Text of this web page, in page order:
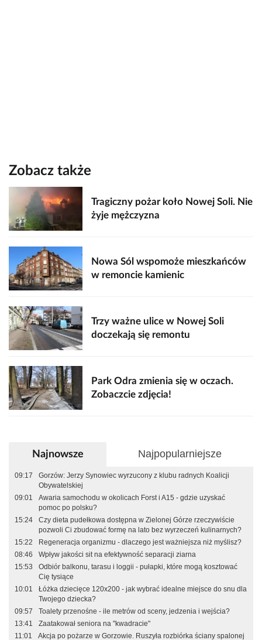
Zobacz także
Tragiczny pożar koło Nowej Soli. Nie
żyje mężczyzna
Nowa Sól wspomoże mieszkańców
w remoncie kamienic
Trzy ważne ulice w Nowej Soli
doczekają się remontu
Park Odra zmienia się w oczach.
Zobaczcie zdjęcia!
Najnowsze Najpopularniejsze
09:17
Gorzów: Jerzy Synowiec wyrzucony z klubu radnych Koalicji
Obywatelskiej
09:01
Awaria samochodu w okolicach Forst i A15 - gdzie uzyskać
pomoc po polsku?
15:24
Czy dieta pudełkowa dostępna w Zielonej Górze rzeczywiście
pozwoli Ci zbudować formę na lato bez wyrzeczeń kulinarnych?
15:22
Regeneracja organizmu - dlaczego jest ważniejsza niż myślisz?
08:46
Wpływ jakości sit na efektywność separacji ziarna
15:53
Odbiór balkonu, tarasu i loggii - pułapki, które mogą kosztować
Cię tysiące
10:01
Łóżka dziecięce 120x200 - jak wybrać idealne miejsce do snu dla
Twojego dziecka?
09:57
Toalety przenośne - ile metrów od sceny, jedzenia i wejścia?
13:41
Zaatakował seniora na "kwadracie"
11:01
Akcja po pożarze w Gorzowie. Ruszyła rozbiórka ściany spalonej